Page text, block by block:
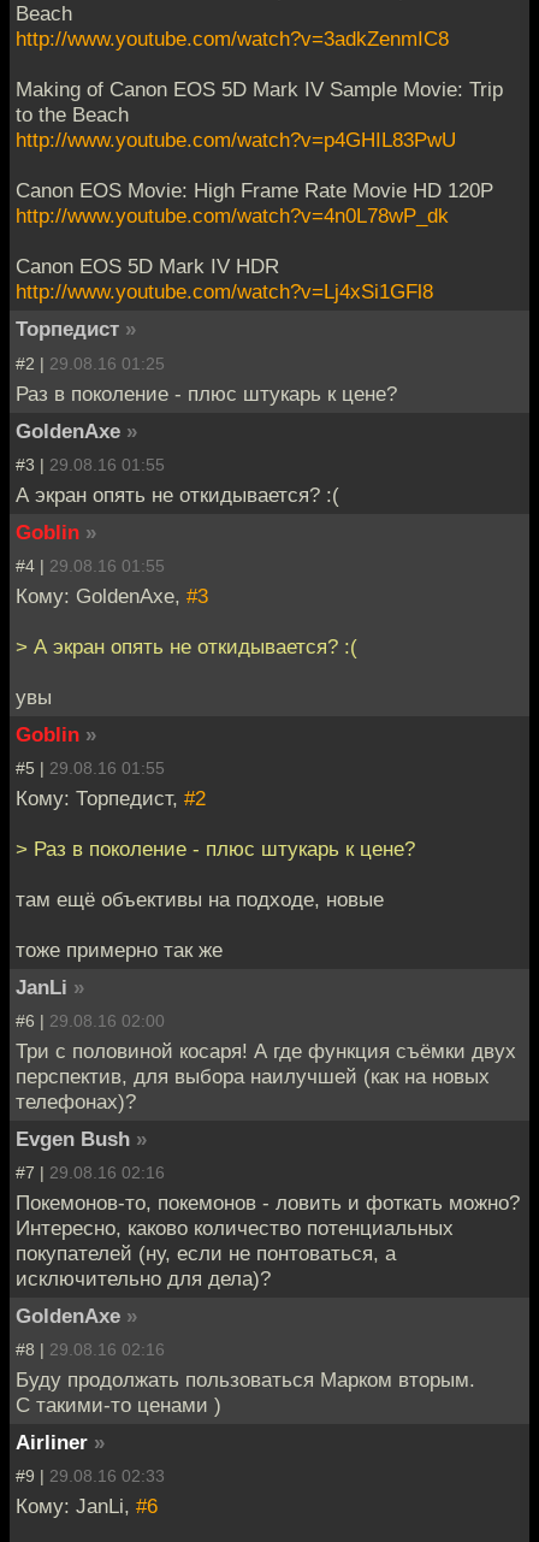
Beach
http://www.youtube.com/watch?v=3adkZenmIC8
Making of Canon EOS 5D Mark IV Sample Movie: Trip
to the Beach
http://www.youtube.com/watch?v=p4GHIL83PwU
Canon EOS Movie: High Frame Rate Movie HD 120P
http://www.youtube.com/watch?v=4n0L78wP_dk
Canon EOS 5D Mark IV HDR
http://www.youtube.com/watch?v=Lj4xSi1GFl8
Торпедист »
#2 | 29.08.16 01:25
Раз в поколение - плюс штукарь к цене?
GoldenAxe »
#3 | 29.08.16 01:55
А экран опять не откидывается? :(
Goblin »
#4 | 29.08.16 01:55
Кому: GoldenAxe, #3
> А экран опять не откидывается? :(
увы
Goblin »
#5 | 29.08.16 01:55
Кому: Торпедист, #2
> Раз в поколение - плюс штукарь к цене?
там ещё объективы на подходе, новые
тоже примерно так же
JanLi »
#6 | 29.08.16 02:00
Три с половиной косаря! А где функция съёмки двух
перспектив, для выбора наилучшей (как на новых
телефонах)?
Evgen Bush »
#7 | 29.08.16 02:16
Покемонов-то, покемонов - ловить и фоткать можно?
Интересно, каково количество потенциальных
покупателей (ну, если не понтоваться, а
исключительно для дела)?
GoldenAxe »
#8 | 29.08.16 02:16
Буду продолжать пользоваться Марком вторым.
С такими-то ценами )
Airliner »
#9 | 29.08.16 02:33
Кому: JanLi, #6